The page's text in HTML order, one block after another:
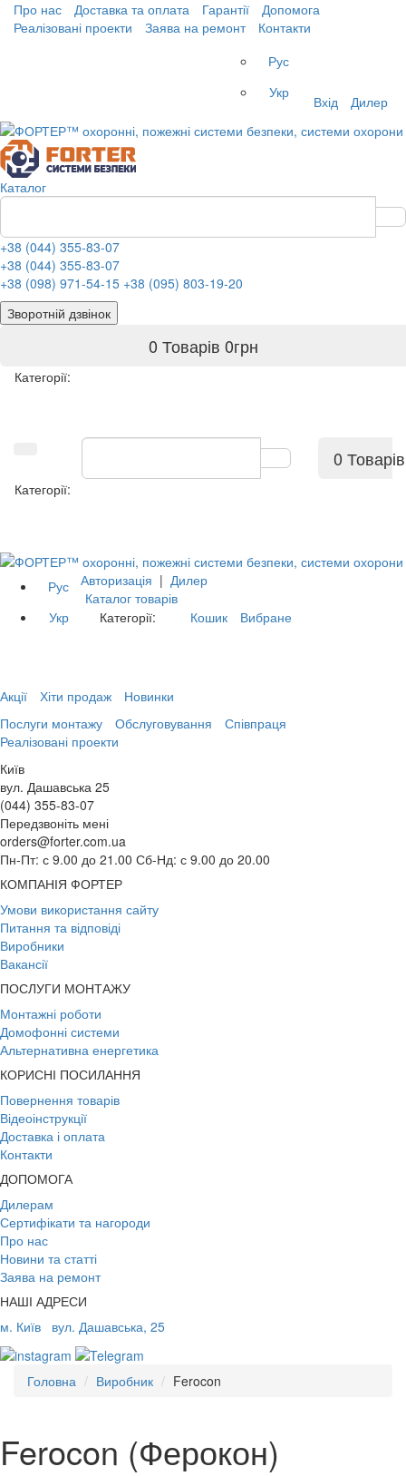
Про нас Доставка та оплата Гарантії
Допомога
Реалізовані проекти
Заява на ремонт
Контакти
Рус
Укр
Вхід Дилер
Каталог
+38 (044) 355-83-07
+38 (044) 355-83-07
+38 (098) 971-54-15 +38 (095) 803-19-20
Зворотній дзвінок
0 Товарів 0грн
Категорії:
0 Товарів
Категорії:
Рус
Укр
Авторизація | Дилер
Каталог товарів
Категорії:
Кошик Вибране
Акції Хіти продаж
Новинки
Послуги монтажу
Обслуговування
Співпраця
Реалізовані проекти
Київ
вул. Дашавська 25
(044) 355-83-07
Передзвоніть мені
orders@forter.com.ua
Пн-Пт: с 9.00 до 21.00 Сб-Нд: с 9.00 до 20.00
КОМПАНІЯ ФОРТЕР
Умови використання сайту
Питання та відповіді
Виробники
Вакансії
ПОСЛУГИ МОНТАЖУ
Монтажні роботи
Домофонні системи
Альтернативна енергетика
КОРИСНІ ПОСИЛАННЯ
Повернення товарів
Відеоінструкції
Доставка і оплата
Контакти
ДОПОМОГА
Дилерам
Сертифікати та нагороди
Про нас
Новини та статті
Заява на ремонт
НАШІ АДРЕСИ
м. Київ
вул. Дашавська, 25
Головна Виробник Ferocon
Ferocon (Ферокон)